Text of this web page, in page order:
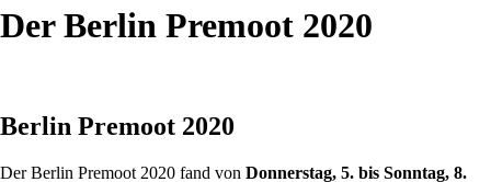
Der Berlin Premoot 2020
Berlin Premoot 2020
Der Berlin Premoot 2020 fand von Donnerstag, 5. bis Sonntag, 8.